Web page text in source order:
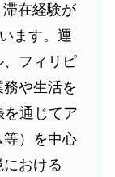
在経験が
ます。運
フィリピ
や生活を
を通じてア
等）を中心
おける